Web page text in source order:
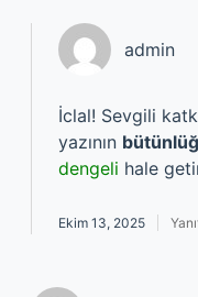
admin
İclal! Sevgili
yazının
dengeli hale
Ekim 13, 2025